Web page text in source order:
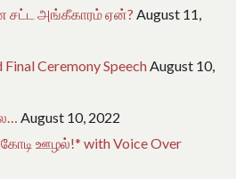
சட்ட அங்கீகாரம் ஏன்? August 11,
Ceremony SpeechAugust 10,
August 10, 2022
கோடி ஊழல்!* with Voice Over